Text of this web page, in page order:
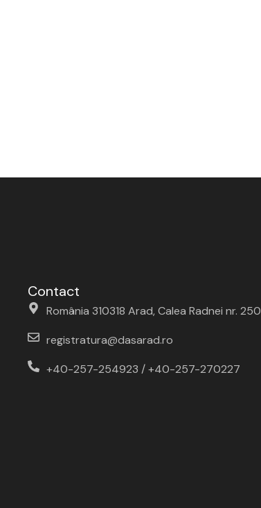
Contact
România 310318 Arad, Calea Radnei nr. 250
registratura@dasarad.ro
+40-257-254923 / +40-257-270227